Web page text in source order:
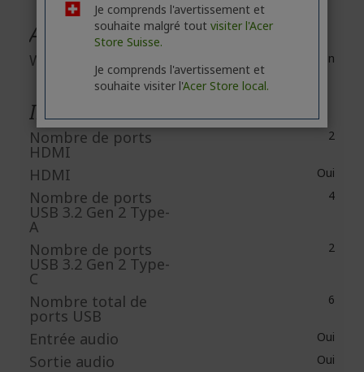
Appareils intégrés
Webcam Non
Interfaces/Ports
Nombre de ports
HDMI
2
HDMI Oui
Nombre de ports
USB 3.2 Gen 2 Type-
A
4
Nombre de ports
USB 3.2 Gen 2 Type-
C
2
Nombre total de
ports USB
6
Entrée audio Oui
Sortie audio Oui
Je comprends l'avertissement et
souhaite malgré tout visiter l'Acer
Store Suisse.
Je comprends l'avertissement et
souhaite visiter l'Acer Store local.